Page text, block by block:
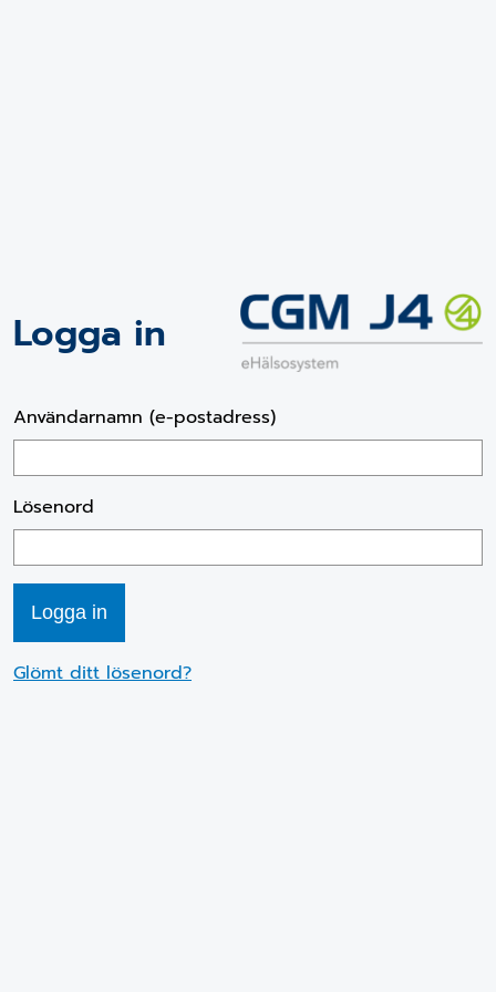
Logga in
Användarnamn (e-postadress)
Lösenord
Glömt ditt lösenord?